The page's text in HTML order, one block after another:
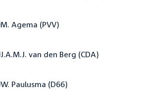
M. Agema (PVV)
J.A.M.J. van den Berg (CDA)
W. Paulusma (D66)